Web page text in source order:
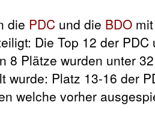
die PDC und die BDO
Die Top 12 der
8 Plätze wurden unter
wurde: Platz 13-16 der
welche vorher